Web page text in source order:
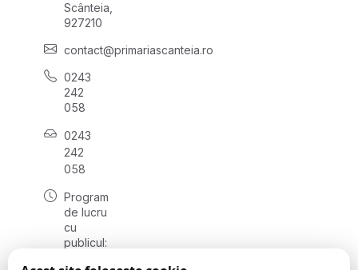
Scânteia,
927210
contact@primariascanteia.ro
0243
242
058
0243
242
058
Program
de lucru
cu
publicul: